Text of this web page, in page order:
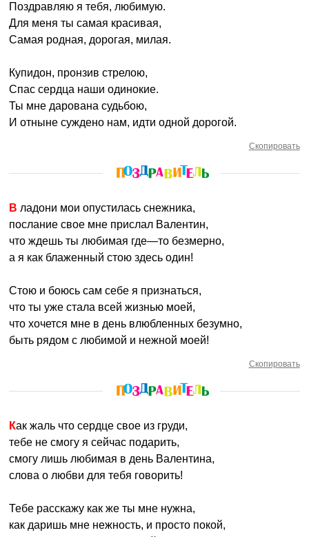
Поздравляю я тебя, любимую.
Для меня ты самая красивая,
Самая родная, дорогая, милая.
Купидон, пронзив стрелою,
Спас сердца наши одинокие.
Ты мне дарована судьбою,
И отныне суждено нам, идти одной дорогой.
Скопировать
В ладони мои опустилась снежника,
послание свое мне прислал Валентин,
что ждешь ты любимая где—то безмерно,
а я как блаженный стою здесь один!
Стою и боюсь сам себе я признаться,
что ты уже стала всей жизнью моей,
что хочется мне в день влюбленных безумно,
быть рядом с любимой и нежной моей!
Скопировать
Как жаль что сердце свое из груди,
тебе не смогу я сейчас подарить,
смогу лишь любимая в день Валентина,
слова о любви для тебя говорить!
Тебе расскажу как же ты мне нужна,
как даришь мне нежность, и просто покой,